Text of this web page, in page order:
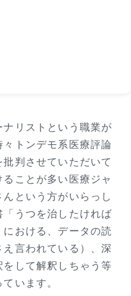
リストという職業が
トンデモ系医療評論
判させていただいて
ことが多い医療ジャ
という方がいらっし
うつを治したければ
おける、データの読
言われている）、深
して解釈しちゃう等
います。